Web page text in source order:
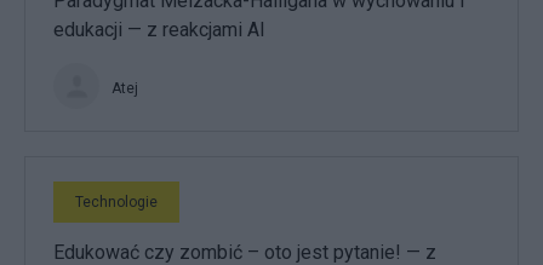
edukacji — z reakcjami AI
Atej
Technologie
Edukować czy zombić – oto jest pytanie! — z